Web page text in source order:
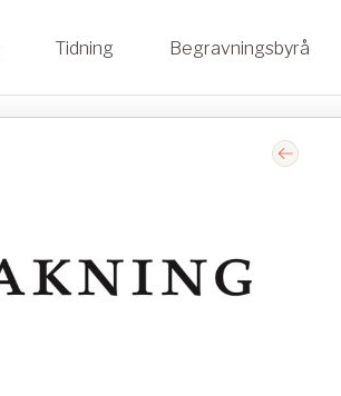
Tidning Begravningsbyrå